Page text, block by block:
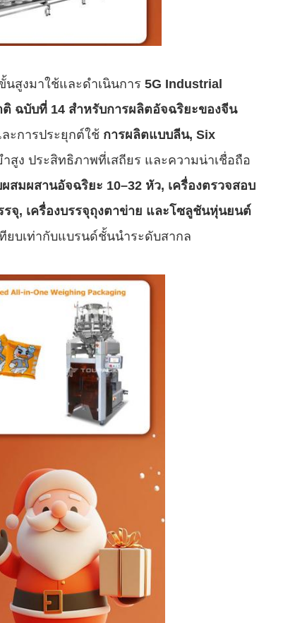
นสูงมาใช้และดำเนินการ 5G Industrial
ฉบับที่ 14 สำหรับการผลิตอัจฉริยะของจีน
ะการประยุกต์ใช้ การผลิตแบบลีน, Six
สูง ประสิทธิภาพที่เสถียร และความน่าเชื่อถือ
สมผสานอัจฉริยะ 10–32 หัว, เครื่องตรวจสอบ
รจุ, เครื่องบรรจุถุงตาข่าย และโซลูชันหุ่นยนต์
ยบเท่ากับแบรนด์ชั้นนำระดับสากล